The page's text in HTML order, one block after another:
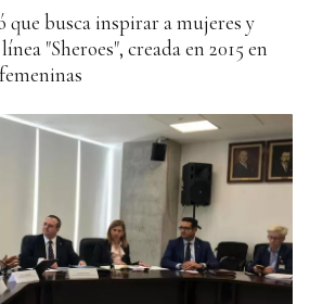
que busca inspirar a mujeres y
"Sheroes", creada en 2015 en